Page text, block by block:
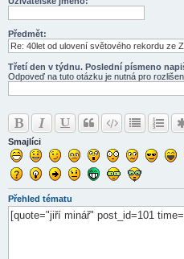
Předmět:
Třetí den v týdnu. Poslední písmeno
Odpoveď na tuto otázku je nutná pro
Smajlíci
Přehled tématu